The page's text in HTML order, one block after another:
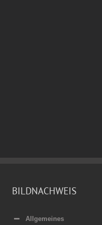
BILDNACHWEIS
Allgemeines